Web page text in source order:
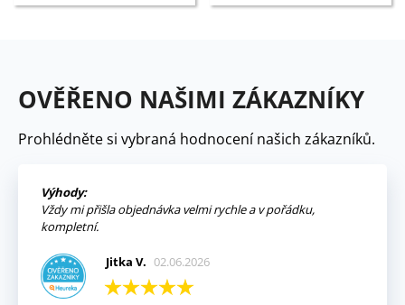
OVĚŘENO NAŠIMI ZÁKAZNÍKY
Prohlédněte si vybraná hodnocení našich zákazníků.
Výhody:
Vždy mi přišla objednávka velmi rychle a v pořádku,
kompletní.
Jitka V. 02.06.2026